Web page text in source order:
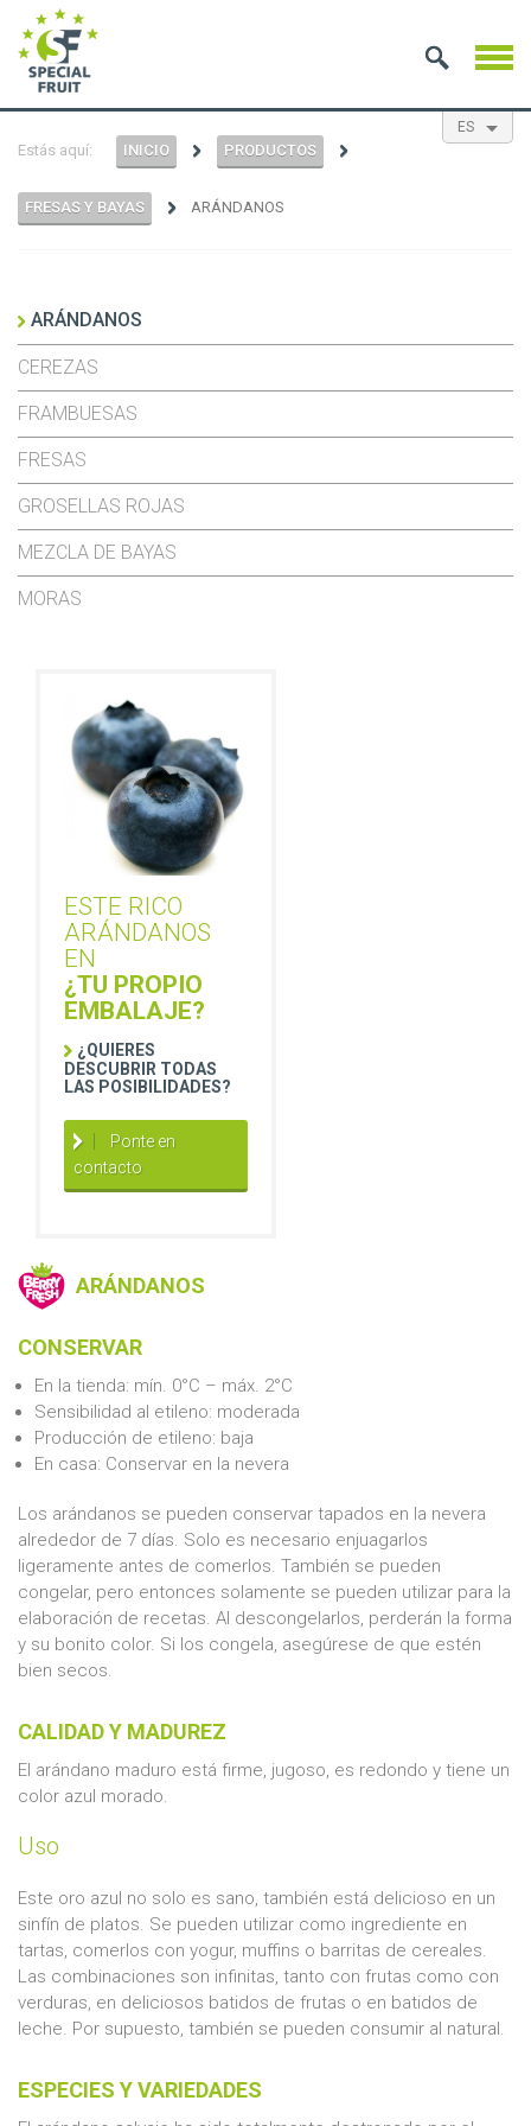
ES
Estás aquí: INICIO PRODUCTOS
FRESAS Y BAYAS ARÁNDANOS
ARÁNDANOS
CEREZAS
FRAMBUESAS
FRESAS
GROSELLAS ROJAS
MEZCLA DE BAYAS
MORAS
ESTE RICO
ARÁNDANOS
EN
¿TU PROPIO
EMBALAJE?
¿QUIERES
DESCUBRIR TODAS
LAS POSIBILIDADES?
Ponte en
contacto
ARÁNDANOS
CONSERVAR
En la tienda: mín. 0°C – máx. 2°C
Sensibilidad al etileno: moderada
Producción de etileno: baja
En casa: Conservar en la nevera
Los arándanos se pueden conservar tapados en la nevera
alrededor de 7 días. Solo es necesario enjuagarlos
ligeramente antes de comerlos. También se pueden
congelar, pero entonces solamente se pueden utilizar para la
elaboración de recetas. Al descongelarlos, perderán la forma
y su bonito color. Si los congela, asegúrese de que estén
bien secos.
CALIDAD Y MADUREZ
El arándano maduro está firme, jugoso, es redondo y tiene un
color azul morado.
Uso
Este oro azul no solo es sano, también está delicioso en un
sinfín de platos. Se pueden utilizar como ingrediente en
tartas, comerlos con yogur, muffins o barritas de cereales.
Las combinaciones son infinitas, tanto con frutas como con
verduras, en deliciosos batidos de frutas o en batidos de
leche. Por supuesto, también se pueden consumir al natural.
ESPECIES Y VARIEDADES